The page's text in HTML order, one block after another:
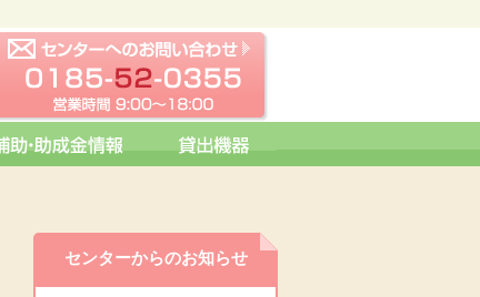
センターからのお知らせ